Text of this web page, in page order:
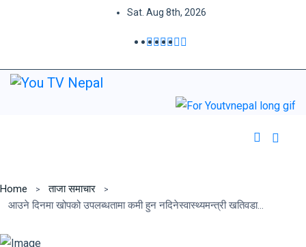
Sat. Aug 8th, 2026
Home
ताजा समाचार
आउने दिनमा खोपको उपलब्धतामा कमी हुन नदिनेस्वास्थ्यमन्त्री खतिवडाद्वारा प्रतिवद्धता व्यक्त